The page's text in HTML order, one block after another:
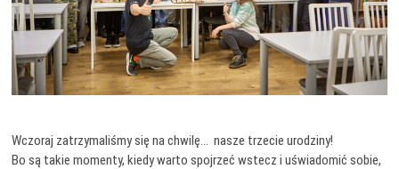
Wczoraj zatrzymaliśmy się na chwilę… nasze trzecie urodziny!
Bo są takie momenty, kiedy warto spojrzeć wstecz i uświadomić sobie,